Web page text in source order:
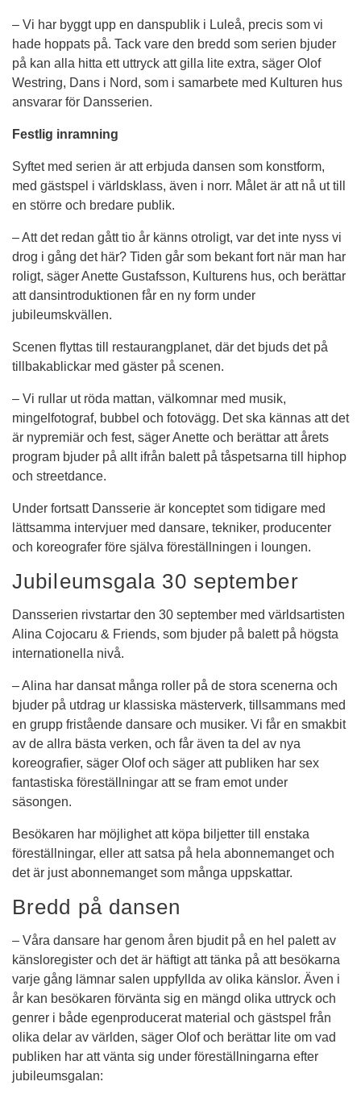
– Vi har byggt upp en danspublik i Luleå, precis som vi
hade hoppats på. Tack vare den bredd som serien bjuder
på kan alla hitta ett uttryck att gilla lite extra, säger Olof
Westring, Dans i Nord, som i samarbete med Kulturen hus
ansvarar för Dansserien.
Festlig inramning
Syftet med serien är att erbjuda dansen som konstform,
med gästspel i världsklass, även i norr. Målet är att nå ut till
en större och bredare publik.
– Att det redan gått tio år känns otroligt, var det inte nyss vi
drog i gång det här? Tiden går som bekant fort när man har
roligt, säger Anette Gustafsson, Kulturens hus, och berättar
att dansintroduktionen får en ny form under
jubileumskvällen.
Scenen flyttas till restaurangplanet, där det bjuds det på
tillbakablickar med gäster på scenen.
– Vi rullar ut röda mattan, välkomnar med musik,
mingelfotograf, bubbel och fotovägg. Det ska kännas att det
är nypremiär och fest, säger Anette och berättar att årets
program bjuder på allt ifrån balett på tåspetsarna till hiphop
och streetdance.
Under fortsatt Dansserie är konceptet som tidigare med
lättsamma intervjuer med dansare, tekniker, producenter
och koreografer före själva föreställningen i loungen.
Jubileumsgala 30 september
Dansserien rivstartar den 30 september med världsartisten
Alina Cojocaru & Friends, som bjuder på balett på högsta
internationella nivå.
– Alina har dansat många roller på de stora scenerna och
bjuder på utdrag ur klassiska mästerverk, tillsammans med
en grupp fristående dansare och musiker. Vi får en smakbit
av de allra bästa verken, och får även ta del av nya
koreografier, säger Olof och säger att publiken har sex
fantastiska föreställningar att se fram emot under
säsongen.
Besökaren har möjlighet att köpa biljetter till enstaka
föreställningar, eller att satsa på hela abonnemanget och
det är just abonnemanget som många uppskattar.
Bredd på dansen
– Våra dansare har genom åren bjudit på en hel palett av
känsloregister och det är häftigt att tänka på att besökarna
varje gång lämnar salen uppfyllda av olika känslor. Även i
år kan besökaren förvänta sig en mängd olika uttryck och
genrer i både egenproducerat material och gästspel från
olika delar av världen, säger Olof och berättar lite om vad
publiken har att vänta sig under föreställningarna efter
jubileumsgalan: